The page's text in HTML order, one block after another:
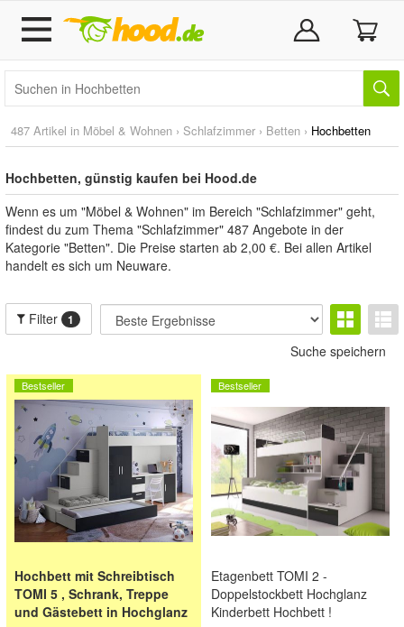
487 Artikel in Möbel & Wohnen › Schlafzimmer › Betten › Hochbetten
Hochbetten, günstig kaufen bei Hood.de
Wenn es um "Möbel & Wohnen" im Bereich "Schlafzimmer" geht,
findest du zum Thema "Schlafzimmer" 487 Angebote in der
Kategorie "Betten". Die Preise starten ab 2,00 €. Bei allen Artikel
handelt es sich um Neuware.
Filter 1
Suche speichern
Bestseller
Hochbett mit Schreibtisch
TOMI 5 , Schrank, Treppe
und Gästebett in Hochglanz
Bestseller
Etagenbett TOMI 2 -
Doppelstockbett Hochglanz
Kinderbett Hochbett !